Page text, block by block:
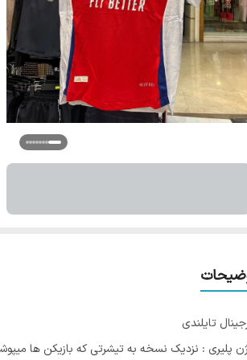
تایلندی
پلیری : نزدیک نسخه به تیشرتی که بازیکن ها